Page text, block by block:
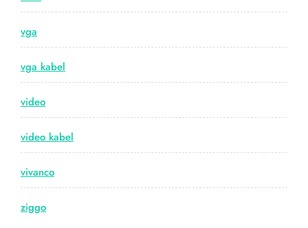
vga
vga kabel
video
video kabel
vivanco
ziggo